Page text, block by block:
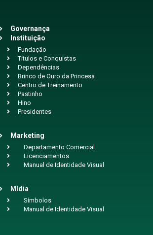
Governança
Instituição
Fundação
Títulos e Conquistas
Dependências
Brinco de Ouro da Princesa
Centro de Treinamento
Pastinho
Hino
Presidentes
Marketing
Departamento Comercial
Licenciamentos
Manual de Identidade Visual
Mídia
Símbolos
Manual de Identidade Visual